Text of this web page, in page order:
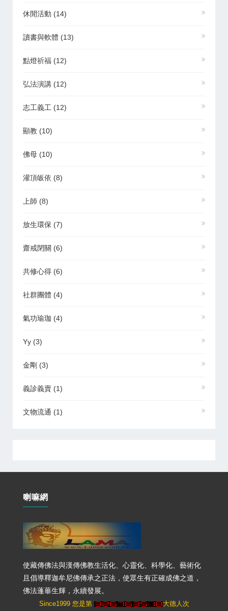
休閒活動 (14)
讀書與軟體 (13)
點燈祈福 (12)
弘法演講 (12)
志工義工 (12)
顯教 (10)
佛母 (10)
灌頂皈依 (8)
上師 (8)
放生環保 (7)
齋戒閉關 (6)
共修心得 (6)
社群團體 (4)
氣功瑜珈 (4)
Yy (3)
金剛 (3)
義診義賣 (1)
文物流通 (1)
喇嘛網
使藏傳佛法與漢傳佛教生活化、心靈化、科學化、藝術化
且倡導釋迦牟尼佛傳承之正法，使眾生有正確成佛之道，
佛法蓬蓽生輝，永續發展。
Since1999 您是第 大德人次